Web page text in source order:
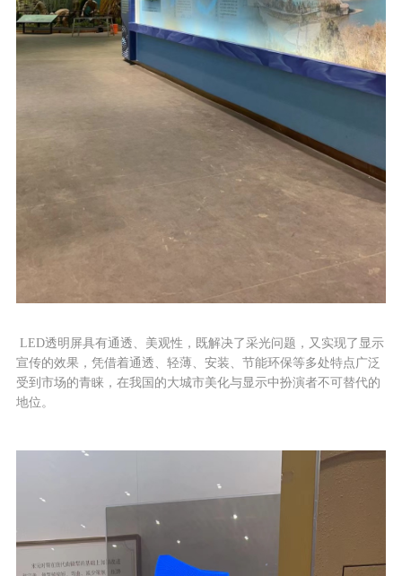
LED透明屏具有通透、美观性，既解决了采光问题，又实现了显示
宣传的效果，凭借着通透、轻薄、安装、节能环保等多处特点广泛
受到市场的青睐，在我国的大城市美化与显示中扮演者不可替代的
地位。